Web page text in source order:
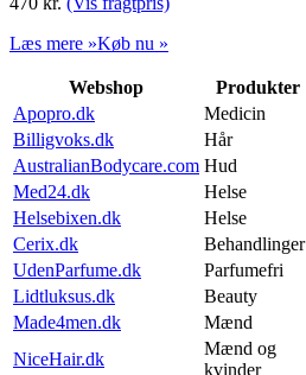
Læs mere »Køb nu »
Webshop Produkter
Apopro.dk
Medicin
Billigvoks.dk
Hår
AustralianBodycare.com Hud
Med24.dk
Helse
Helsebixen.dk
Helse
Cerix.dk
Behandlinger
UdenParfume.dk
Parfumefri
Lidtluksus.dk
Beauty
Made4men.dk
Mænd
NiceHair.dk
Mænd og
kvinder